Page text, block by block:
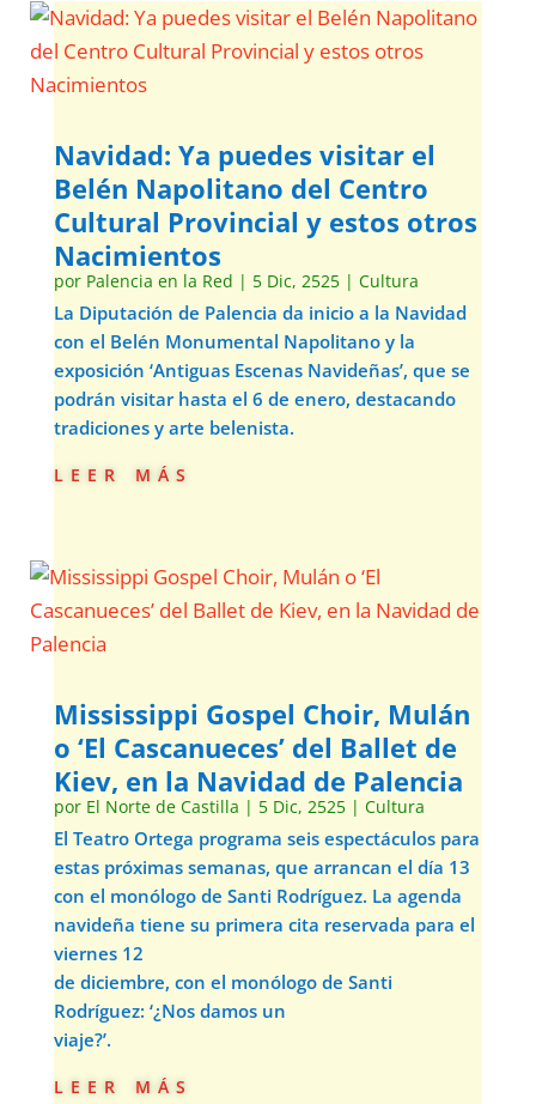
Navidad: Ya puedes visitar el
Belén Napolitano del Centro
Cultural Provincial y estos otros
Nacimientos
por Palencia en la Red | 5 Dic, 2525| Cultura
La Diputación de Palencia da inicio a la Navidad
con el Belén Monumental Napolitano y la
exposición ‘Antiguas Escenas Navideñas’, que se
podrán visitar hasta el 6 de enero, destacando
tradiciones y arte belenista.
leer más
Mississippi Gospel Choir, Mulán
o ‘El Cascanueces’ del Ballet de
Kiev, en la Navidad de Palencia
por El Norte de Castilla | 5 Dic, 2525| Cultura
El Teatro Ortega programa seis espectáculos para
estas próximas semanas, que arrancan el día 13
con el monólogo de Santi Rodríguez. La agenda
navideña tiene su primera cita reservada para el
viernes 12
de diciembre, con el monólogo de Santi
Rodríguez: ‘¿Nos damos un
viaje?’.
leer más